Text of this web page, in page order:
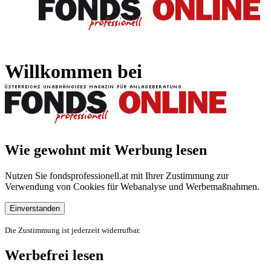
Willkommen bei
Wie gewohnt mit Werbung lesen
Nutzen Sie fondsprofessionell.at mit Ihrer Zustimmung zur
Verwendung von Cookies für Webanalyse und Werbemaßnahmen.
Einverstanden
Die Zustimmung ist jederzeit widerrufbar.
Werbefrei lesen